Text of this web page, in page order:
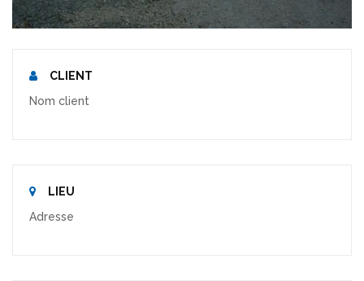
CLIENT
Nom client
LIEU
Adresse